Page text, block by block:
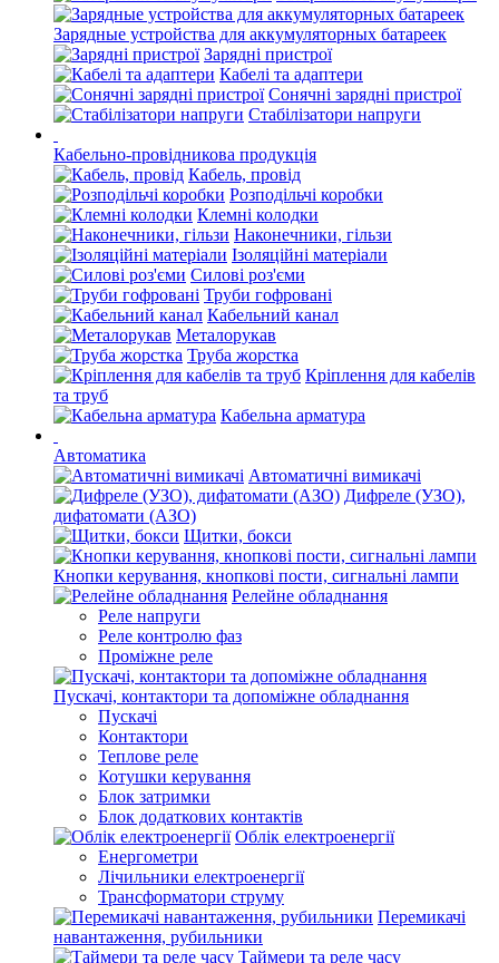
Зарядные устройства для аккумуляторных батареек
Зарядні пристрої
Кабелі та адаптери
Сонячні зарядні пристрої
Стабілізатори напруги
Кабельно-провідникова продукція
Кабель, провід
Розподільчі коробки
Клемні колодки
Наконечники, гільзи
Ізоляційні матеріали
Силові роз'єми
Труби гофровані
Кабельний канал
Металорукав
Труба жорстка
Кріплення для кабелів
та труб
Кабельна арматура
Автоматика
Автоматичні вимикачі
Дифреле (УЗО),
дифатомати (АЗО)
Щитки, бокси
Кнопки керування, кнопкові пости, сигнальні лампи
Релейне обладнання
Реле напруги
Реле контролю фаз
Проміжне реле
Пускачі, контактори та допоміжне обладнання
Пускачі
Контактори
Теплове реле
Котушки керування
Блок затримки
Блок додаткових контактів
Облік електроенергії
Енергометри
Лічильники електроенергії
Трансформатори струму
Перемикачі
навантаження, рубильники
Таймери та реле часу